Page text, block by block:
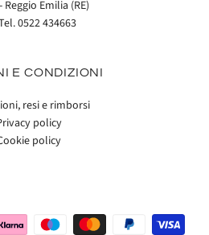
Reggio Emilia (RE)
0522 434663
E CONDIZIONI
resi e rimborsi
policy
policy